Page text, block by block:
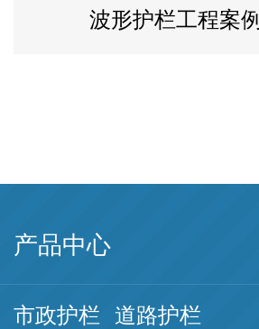
波形护栏工程案例
产品中心
市政护栏
道路护栏